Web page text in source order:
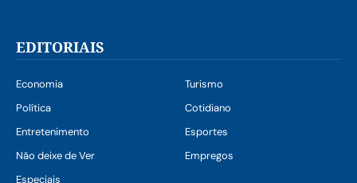
EDITORIAIS
Economia
Turismo
Política
Cotidiano
Entretenimento
Esportes
Não deixe de Ver
Empregos
Especiais